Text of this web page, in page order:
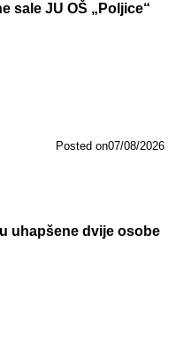
sale JU OŠ „Poljice“
Posted on07/08/2026
uhapšene dvije osobe